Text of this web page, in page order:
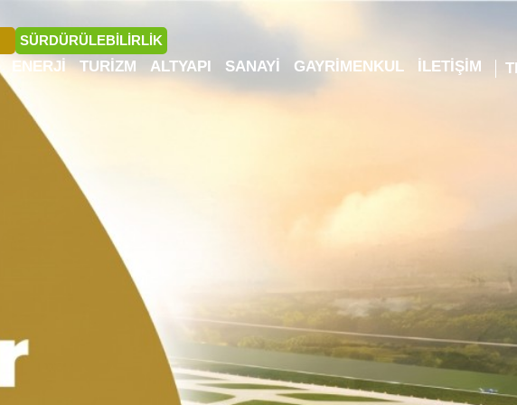
SÜRDÜRÜLEBİLİRLİK
ENERJI TURIZM ALTYAPI SANAYI GAYRIMENKUL İLETIŞIM